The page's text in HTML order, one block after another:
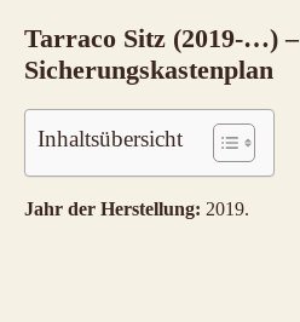
Tarraco Sitz (2019-…) –
Sicherungskastenplan
Inhaltsübersicht
Jahr der Herstellung: 2019.